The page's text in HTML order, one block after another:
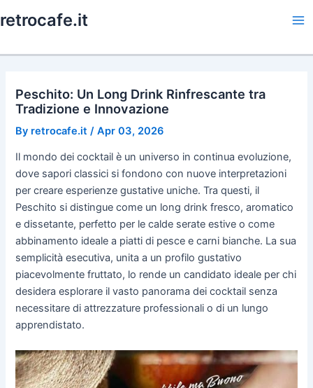
to
retrocafe.it
Peschito: Un Long Drink Rinfrescante tra
Tradizione e Innovazione
By retrocafe.it /Apr 03, 2026
Il mondo dei cocktail è un universo in continua evoluzione,
dove sapori classici si fondono con nuove interpretazioni
per creare esperienze gustative uniche. Tra questi, il
Peschito si distingue come un long drink fresco, aromatico
e dissetante, perfetto per le calde serate estive o come
abbinamento ideale a piatti di pesce e carni bianche. La sua
semplicità esecutiva, unita a un profilo gustativo
piacevolmente fruttato, lo rende un candidato ideale per chi
desidera esplorare il vasto panorama dei cocktail senza
necessitare di attrezzature professionali o di un lungo
apprendistato.